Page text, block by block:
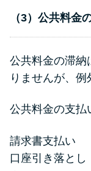
（3）公共料金
公共料金の滞納
りませんが、例
公共料金の支払
請求書支払い
口座引き落とし